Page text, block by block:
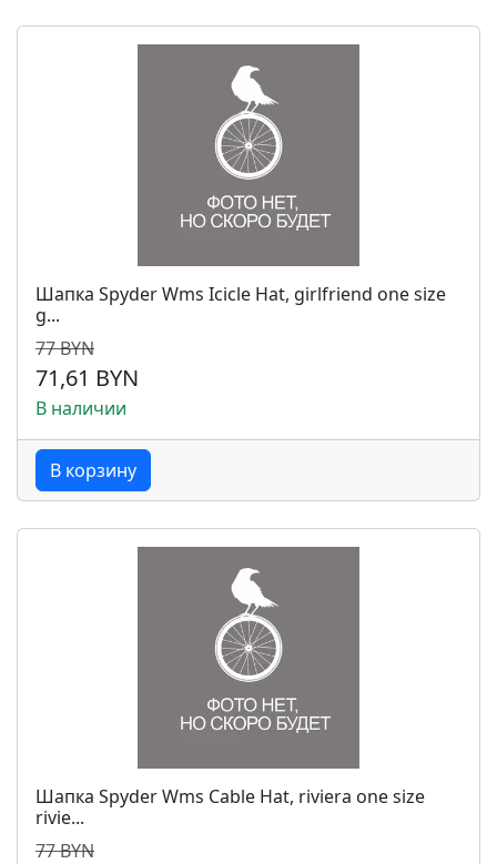
Шапка Spyder Wms Icicle Hat, girlfriend one size
g...
77 BYN
71,61 BYN
В наличии
В корзину
Шапка Spyder Wms Cable Hat, riviera one size
rivie...
77 BYN